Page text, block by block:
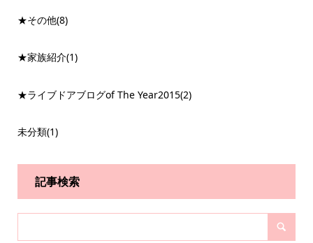
★その他(8)
★家族紹介(1)
★ライブドアブログof The Year2015(2)
未分類(1)
記事検索